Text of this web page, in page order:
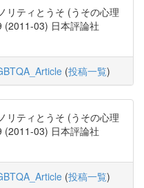
リティとうそ (うその心理
(2011-03) 日本評論社
(投稿一覧)
リティとうそ (うその心理
(2011-03) 日本評論社
(投稿一覧)